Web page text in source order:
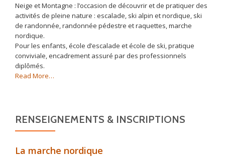
Neige et Montagne : l’occasion de découvrir et de pratiquer des
activités de pleine nature : escalade, ski alpin et nordique, ski
de randonnée, randonnée pédestre et raquettes, marche
nordique.
Pour les enfants, école d’escalade et école de ski, pratique
conviviale, encadrement assuré par des professionnels
diplômés.
Read Moreabout
…
RENSEIGNEMENTS & INSCRIPTIONS
La marche nordique